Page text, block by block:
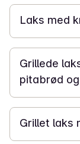
Laks med
20 min
Grillede
pitabrød
25 min
Grillet laks
15 min